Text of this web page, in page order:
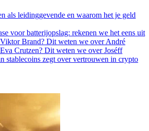
als leidinggevende en waarom het je geld
voor batterijopslag: rekenen we het eens uit
Brand? Dit weten we over André
Crutzen? Dit weten we over Joséff
stablecoins zegt over vertrouwen in crypto